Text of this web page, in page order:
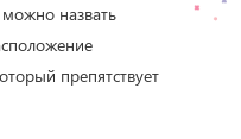
назвать
препятствует